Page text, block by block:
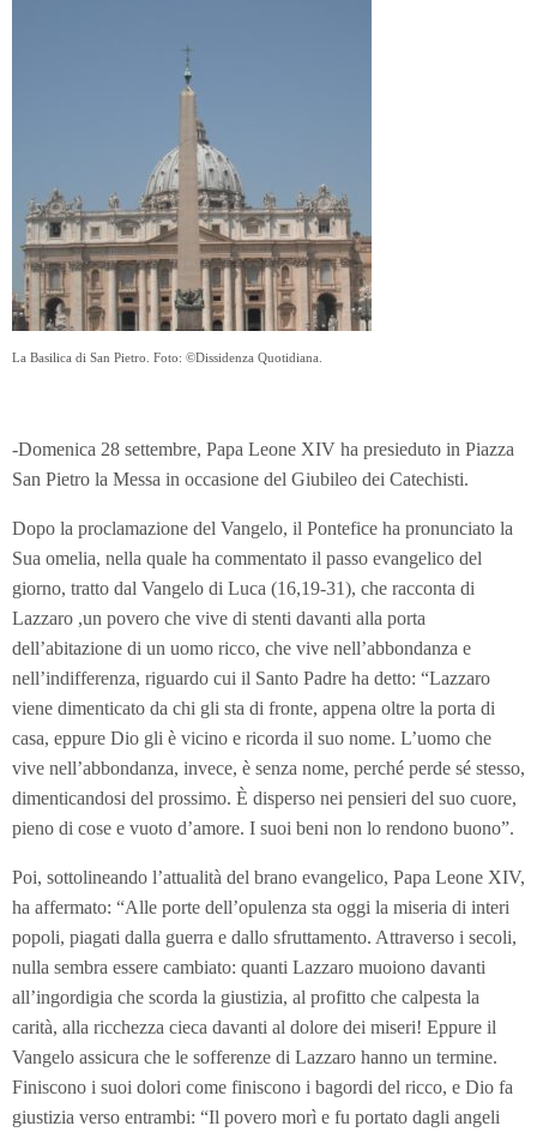
La Basilica di San Pietro. Foto: ©Dissidenza Quotidiana.
-Domenica 28 settembre, Papa Leone XIV ha presieduto in Piazza
San Pietro la Messa in occasione del Giubileo dei Catechisti.
Dopo la proclamazione del Vangelo, il Pontefice ha pronunciato la
Sua omelia, nella quale ha commentato il passo evangelico del
giorno, tratto dal Vangelo di Luca (16,19-31), che racconta di
Lazzaro ,un povero che vive di stenti davanti alla porta
dell’abitazione di un uomo ricco, che vive nell’abbondanza e
nell’indifferenza, riguardo cui il Santo Padre ha detto: “Lazzaro
viene dimenticato da chi gli sta di fronte, appena oltre la porta di
casa, eppure Dio gli è vicino e ricorda il suo nome. L’uomo che
vive nell’abbondanza, invece, è senza nome, perché perde sé stesso,
dimenticandosi del prossimo. È disperso nei pensieri del suo cuore,
pieno di cose e vuoto d’amore. I suoi beni non lo rendono buono”.
Poi, sottolineando l’attualità del brano evangelico, Papa Leone XIV,
ha affermato: “Alle porte dell’opulenza sta oggi la miseria di interi
popoli, piagati dalla guerra e dallo sfruttamento. Attraverso i secoli,
nulla sembra essere cambiato: quanti Lazzaro muoiono davanti
all’ingordigia che scorda la giustizia, al profitto che calpesta la
carità, alla ricchezza cieca davanti al dolore dei miseri! Eppure il
Vangelo assicura che le sofferenze di Lazzaro hanno un termine.
Finiscono i suoi dolori come finiscono i bagordi del ricco, e Dio fa
giustizia verso entrambi: “Il povero morì e fu portato dagli angeli